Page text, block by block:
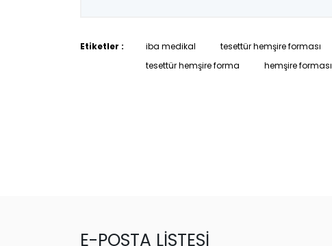
Etiketler : iba medikal tesettür hemşire forması
tesettür hemşire forma
hemşire forması
E-POSTA LİSTESİ